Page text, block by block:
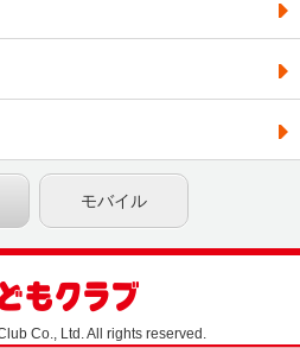
Co., Ltd. All rights reserved.
モバイル